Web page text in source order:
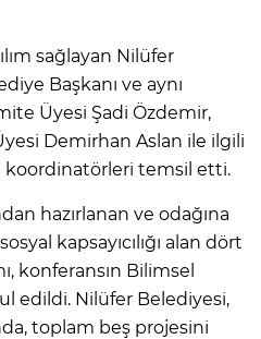
sağlayan Nilüfer
Başkanı ve aynı
Üyesi Şadi Özdemir,
Demirhan Aslan ile ilgili
temsil etti.
hazırlanan ve odağına
kapsayıcılığı alan dört
konferansın Bilimsel
edildi. Nilüfer Belediyesi,
toplam beş projesini